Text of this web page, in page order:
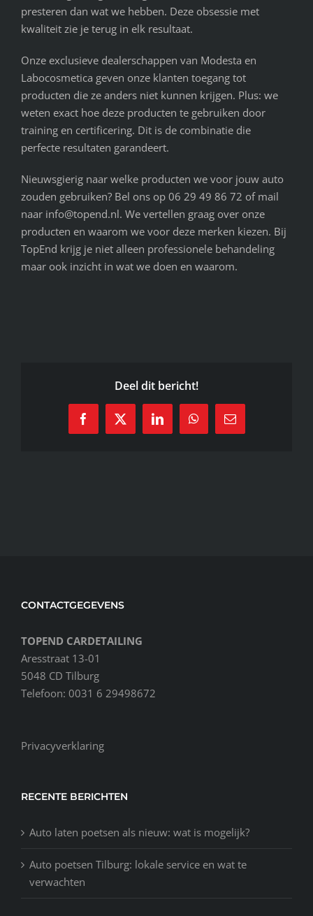
presteren dan wat we hebben. Deze obsessie met
kwaliteit zie je terug in elk resultaat.
Onze exclusieve dealerschappen van Modesta en
Labocosmetica geven onze klanten toegang tot
producten die ze anders niet kunnen krijgen. Plus: we
weten exact hoe deze producten te gebruiken door
training en certificering. Dit is de combinatie die
perfecte resultaten garandeert.
Nieuwsgierig naar welke producten we voor jouw auto
zouden gebruiken? Bel ons op 06 29 49 86 72 of mail
naar info@topend.nl. We vertellen graag over onze
producten en waarom we voor deze merken kiezen. Bij
TopEnd krijg je niet alleen professionele behandeling
maar ook inzicht in wat we doen en waarom.
Deel dit bericht!
Facebook
X LinkedInWhatsApp
E-
mail
CONTACTGEGEVENS
TOPEND CARDETAILING
Aresstraat 13-01
5048 CD Tilburg
Telefoon: 0031 6 29498672
Privacyverklaring
RECENTE BERICHTEN
Auto laten poetsen als nieuw: wat is mogelijk?
Auto poetsen Tilburg: lokale service en wat te
verwachten